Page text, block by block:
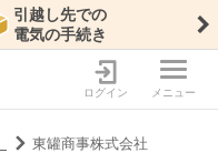
引越し先での
電気の手続き
ログイン メニュー
東罐商事株式会社